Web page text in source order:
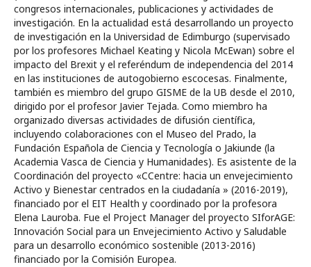
congresos internacionales, publicaciones y actividades de
investigación. En la actualidad está desarrollando un proyecto
de investigación en la Universidad de Edimburgo (supervisado
por los profesores Michael Keating y Nicola McEwan) sobre el
impacto del Brexit y el referéndum de independencia del 2014
en las instituciones de autogobierno escocesas. Finalmente,
también es miembro del grupo GISME de la UB desde el 2010,
dirigido por el profesor Javier Tejada. Como miembro ha
organizado diversas actividades de difusión científica,
incluyendo colaboraciones con el Museo del Prado, la
Fundación Española de Ciencia y Tecnología o Jakiunde (la
Academia Vasca de Ciencia y Humanidades). Es asistente de la
Coordinación del proyecto «CCentre: hacia un envejecimiento
Activo y Bienestar centrados en la ciudadanía » (2016-2019),
financiado por el EIT Health y coordinado por la profesora
Elena Lauroba. Fue el Project Manager del proyecto SIforAGE:
Innovación Social para un Envejecimiento Activo y Saludable
para un desarrollo económico sostenible (2013-2016)
financiado por la Comisión Europea.